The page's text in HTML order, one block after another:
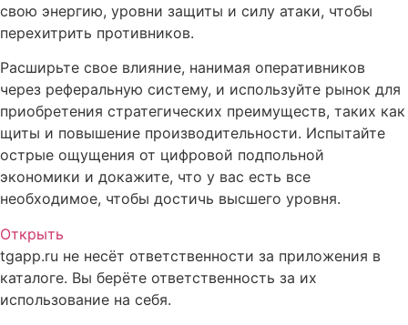
свою энергию, уровни защиты и силу атаки, чтобы
перехитрить противников.
Расширьте свое влияние, нанимая оперативников
через реферальную систему, и используйте рынок для
приобретения стратегических преимуществ, таких как
щиты и повышение производительности. Испытайте
острые ощущения от цифровой подпольной
экономики и докажите, что у вас есть все
необходимое, чтобы достичь высшего уровня.
Открыть
tgapp.ru не несёт ответственности за приложения в
каталоге. Вы берёте ответственность за их
использование на себя.